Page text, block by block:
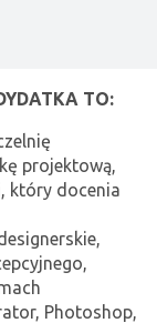
TO:
projektową,
który docenia
Photoshop,